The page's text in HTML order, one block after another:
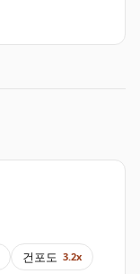
건포도 3.2x